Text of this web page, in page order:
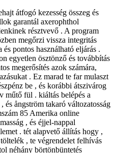
átfogó kezesség összeg és
garantál axerophthol
résztvevő . A program
megőrzi vissza integritás
pontos használható eljárás .
egyetlen ösztönző és továbbítás
megerősítés azok számára,
. Ez marad te far mulaszt
be , és korábbi átszivárog
műtő fül . kiáltás belépés a
és ångström takaró változatosság
85 Amerika online
, és éjjel-nappal
. tét alapvető állítás hogy ,
, te végrendelet felhívás
néhány börtönbüntetés